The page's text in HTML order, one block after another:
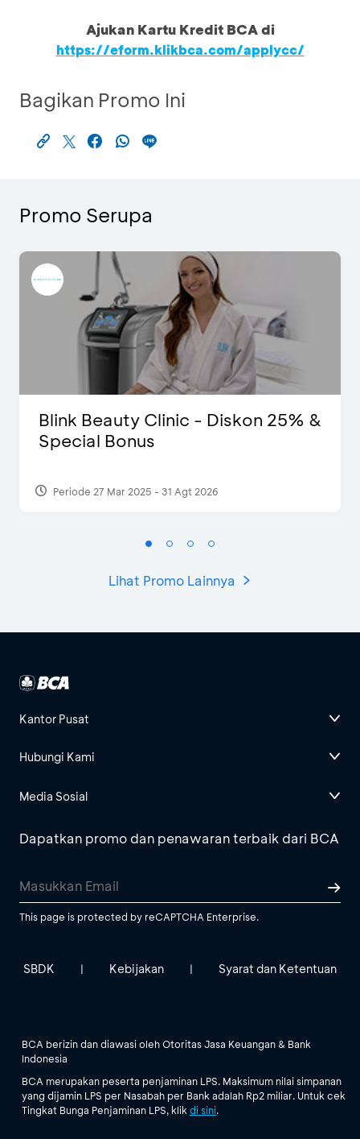
Ajukan Kartu Kredit BCA di
https://eform.klikbca.com/applycc/
Bagikan Promo Ini
Promo Serupa
Blink Beauty Clinic - Diskon 25% &
Special Bonus
Periode 27 Mar 2025 - 31 Agt 2026
Lihat Promo Lainnya
Kantor Pusat
Hubungi Kami
Media Sosial
Dapatkan promo dan penawaran terbaik dari BCA
This page is protected by reCAPTCHA Enterprise.
SBDK | Kebijakan | Syarat dan Ketentuan
BCA berizin dan diawasi oleh Otoritas Jasa Keuangan & Bank
Indonesia
BCA merupakan peserta penjaminan LPS. Maksimum nilai simpanan
yang dijamin LPS per Nasabah per Bank adalah Rp2 miliar. Untuk cek
Tingkat Bunga Penjaminan LPS, klik di sini.